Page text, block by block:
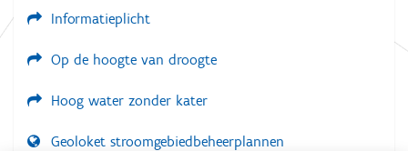
Informatieplicht
Op de hoogte van droogte
Hoog water zonder kater
Geoloket stroomgebiedbeheerplannen